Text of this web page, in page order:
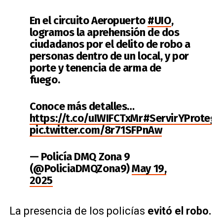
En el circuito Aeropuerto#UIO,
logramos la aprehensión de dos
ciudadanos por el delito de robo a
personas dentro de un local, y por
porte y tenencia de arma de
fuego.
Conoce más detalles…
https://t.co/uIWIFCTxMr
pic.twitter.com/8r71SFPnAw
— Policía DMQ Zona 9
(@PoliciaDMQZona9)May 19,
2025
La presencia de los policías evitó el robo.